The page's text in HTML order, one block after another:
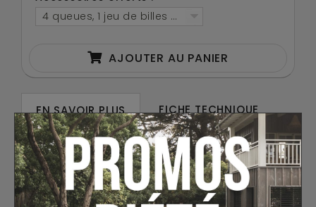
4 queues, 1 jeu de billes Anglais 50.8mm, 1 triangle
AJOUTER AU PANIER
EN SAVOIR PLUS FICHE TECHNIQUE
AVIS
LIVRAISON OFFERTE